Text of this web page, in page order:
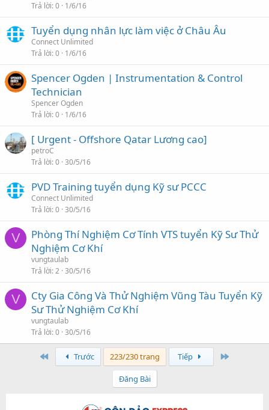
Trả lời 0 1/6/16
Tuyển dụng nhân lực làm việc ở Châu Âu
Connect Unlimited
Trả lời 0 1/6/16
Spencer Ogden | Instrumentation & Control
Technician
Spencer Ogden
Trả lời 0 1/6/16
[ Urgent - Offshore Qatar Lương cao]
petroC
Trả lời 0 30/5/16
PVD Training tuyển dụng Kỹ sư PCCC
Connect Unlimited
Trả lời 0 30/5/16
V
Phòng Thí Nghiệm Cơ Tính VTS tuyển Kỹ Sư Thử
Nghiệm Cơ Khí
vungtaulab
Trả lời 2 30/5/16
V
Cty Gia Công Và Thử Nghiệm Vũng Tàu Tuyển Kỹ
Sư Thử Nghiệm Cơ Khí
vungtaulab
Trả lời 0 30/5/16
Trước 223/230 trang Tiếp
Đăng Bài